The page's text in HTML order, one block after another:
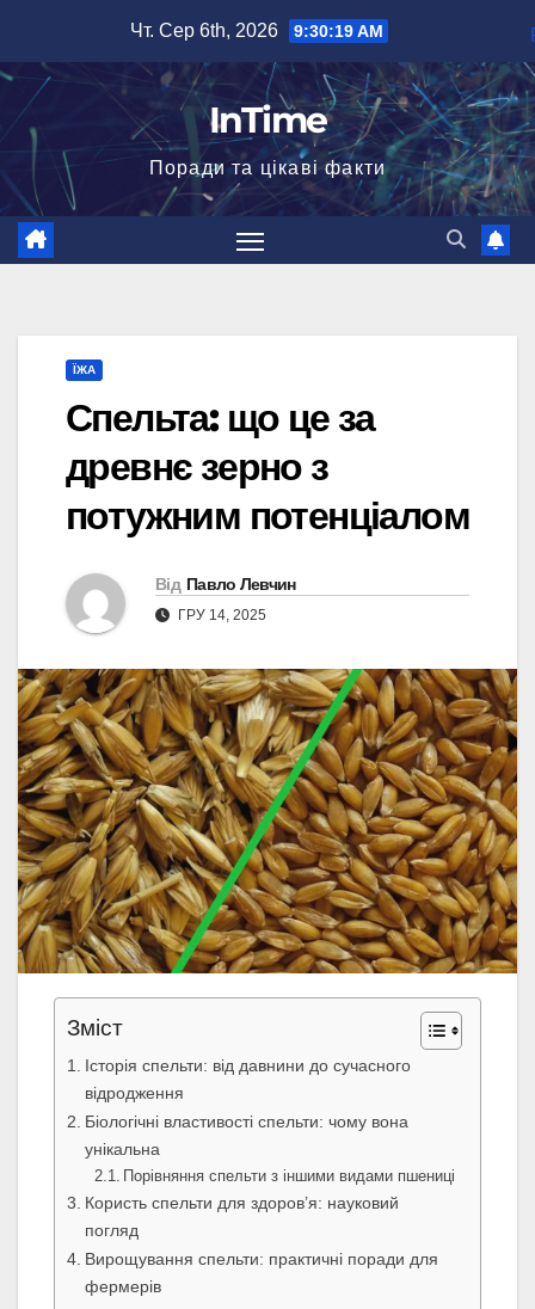
вмісту
Чт. Сер 6th, 2026 9:30:20 AM
InTime
Поради та цікаві факти
ЇЖА
Спельта: що це за
древнє зерно з
потужним потенціалом
Від Павло Левчин
ГРУ 14, 2025
Зміст
Історія спельти: від давнини до сучасного
відродження
Біологічні властивості спельти: чому вона
унікальна
Порівняння спельти з іншими видами пшениці
Користь спельти для здоров’я: науковий
погляд
Вирощування спельти: практичні поради для
фермерів